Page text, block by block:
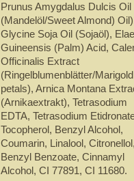
Prunus Amygdalus Dulcis Oil
(Mandelöl/Sweet Almond)
Glycine Soja Oil (Sojaöl),
Guineensis (Palm) Acid,
Officinalis Extract
(Ringelblumenblätter/Marigold
petals), Arnica Montana
(Arnikaextrakt), Tetrasodium
EDTA, Tetrasodium
Tocopherol, Benzyl Alcohol,
Coumarin, Linalool, Citronellol,
Benzyl Benzoate, Cinnamyl
Alcohol, CI 77891, CI 11680.